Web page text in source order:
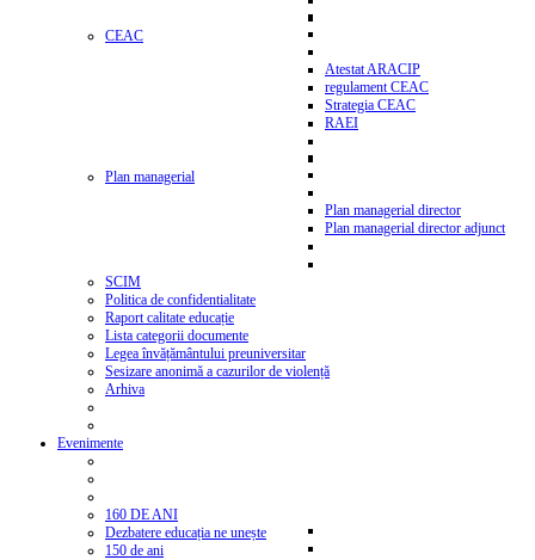
CEAC
Atestat ARACIP
regulament CEAC
Strategia CEAC
RAEI
Plan managerial
Plan managerial director
Plan managerial director adjunct
SCIM
Politica de confidentialitate
Raport calitate educație
Lista categorii documente
Legea învățământului preuniversitar
Sesizare anonimă a cazurilor de violență
Arhiva
Evenimente
160 DE ANI
Dezbatere educația ne unește
150 de ani